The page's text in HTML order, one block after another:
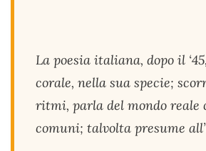
La poesia italiana, dopo il
corale, nella sua specie;
ritmi, parla del mondo reale
comuni; talvolta presume